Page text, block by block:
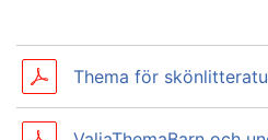
Bifogade filer
Thema för